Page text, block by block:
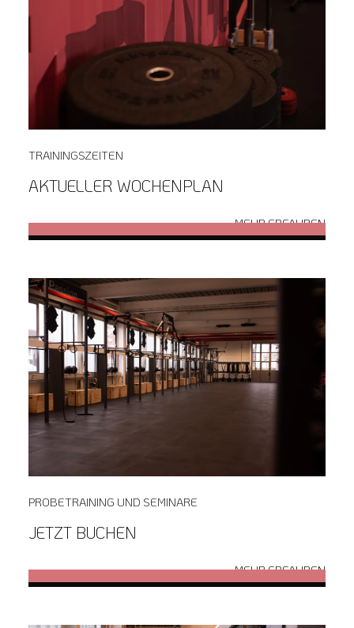
TRAININGSZEITEN
AKTUELLER WOCHENPLAN
MEHR ERFAHREN
PROBETRAINING UND SEMINARE
JETZT BUCHEN
MEHR ERFAHREN